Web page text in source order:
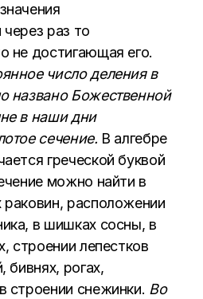
раз то
не достигающая его.
число деления в
названоБожественной
в наши дни
сечение. В алгебре
греческой буквой
можно найти в
раковин, расположении
в шишках сосны, в
строении лепестков
бивнях, рогах,
строении снежинки. Во